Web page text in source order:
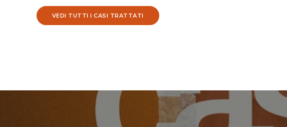
VEDI TUTTI I CASI TRATTATI